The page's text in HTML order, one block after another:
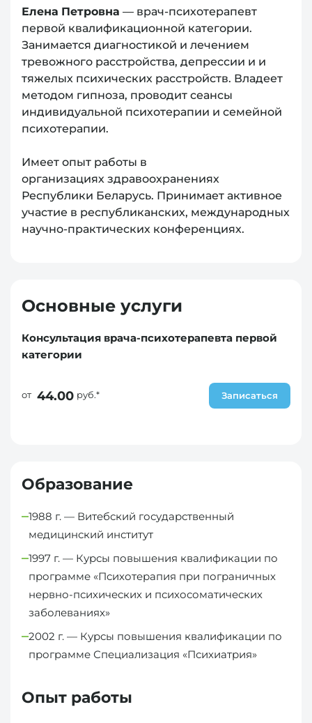
Елена Петровна — врач-психотерапевт
первой квалификационной категории.
Занимается диагностикой и лечением
тревожного расстройства, депрессии и и
тяжелых психических расстройств. Владеет
методом гипноза, проводит сеансы
индивидуальной психотерапии и семейной
психотерапии.
Имеет опыт работы в
организациях здравоохранениях
Республики Беларусь. Принимает активное
участие в республиканских, международных
научно-практических конференциях.
Основные услуги
Консультация врача-психотерапевта первой
категории
от 44.00 руб.* Записаться
Образование
1988 г. — Витебский государственный
медицинский институт
1997 г. — Курсы повышения квалификации по
программе «Психотерапия при пограничных
нервно-психических и психосоматических
заболеваниях»
2002 г. — Курсы повышения квалификации по
программе Специализация «Психиатрия»
Опыт работы